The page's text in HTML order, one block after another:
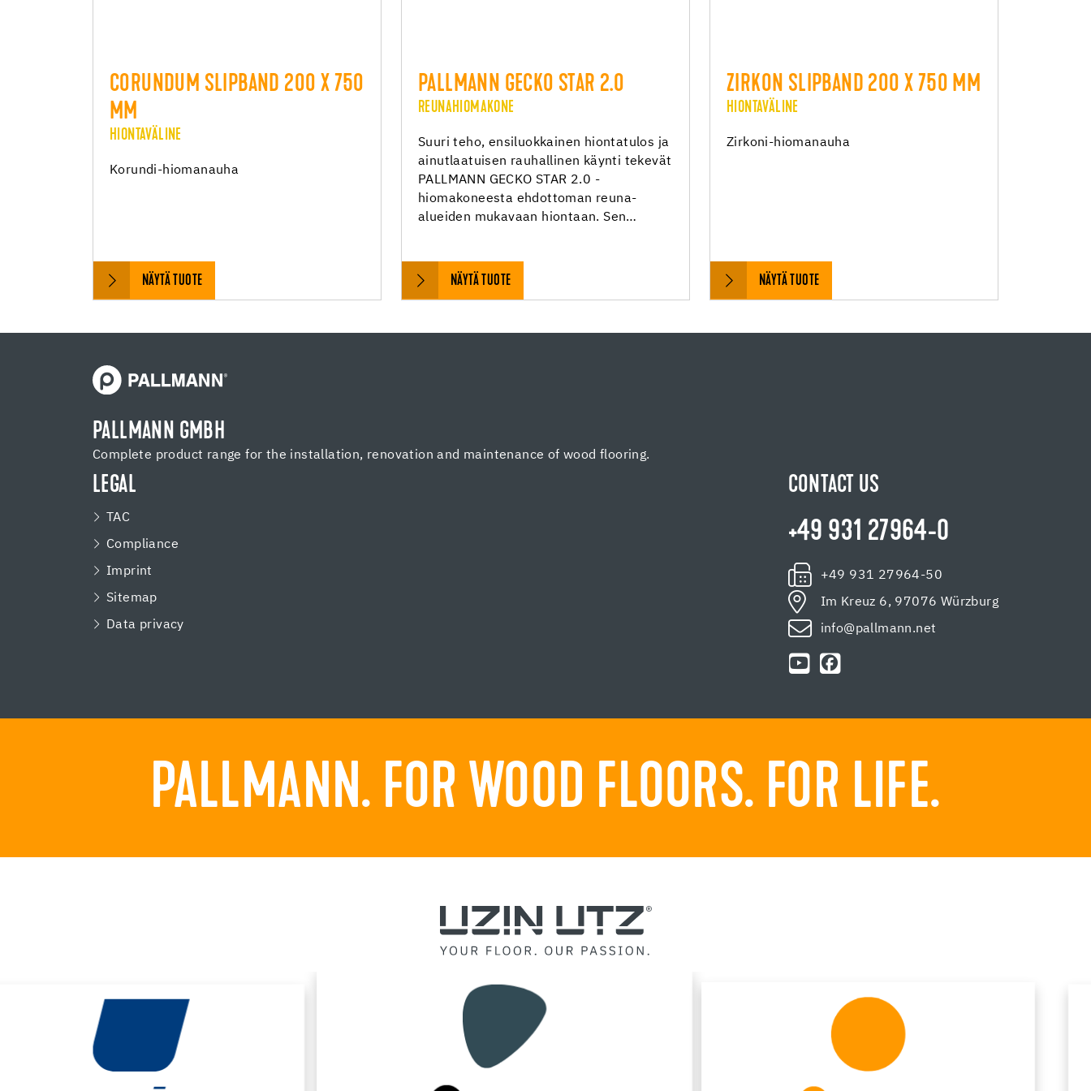
CORUNDUM SLIPBAND 200 X 750
MM
HIONTAVÄLINE
Korundi-hiomanauha
NÄYTÄ TUOTE
PALLMANN GECKO STAR 2.0
REUNAHIOMAKONE
Suuri teho, ensiluokkainen hiontatulos ja
ainutlaatuisen rauhallinen käynti tekevät
PALLMANN GECKO STAR 2.0 -
hiomakoneesta ehdottoman reuna-
alueiden mukavaan hiontaan. Sen…
NÄYTÄ TUOTE
ZIRKON SLIPBAND 200 X 750 MM
HIONTAVÄLINE
Zirkoni-hiomanauha
NÄYTÄ TUOTE
PALLMANN GMBH
Complete product range for the installation, renovation and maintenance of wood flooring.
LEGAL
TAC
Compliance
Imprint
Sitemap
Data privacy
CONTACT US
+49 931 27964-0
+49 931 27964-50
Im Kreuz 6, 97076 Würzburg
info@pallmann.net
PALLMANN. FOR WOOD FLOORS. FOR LIFE.